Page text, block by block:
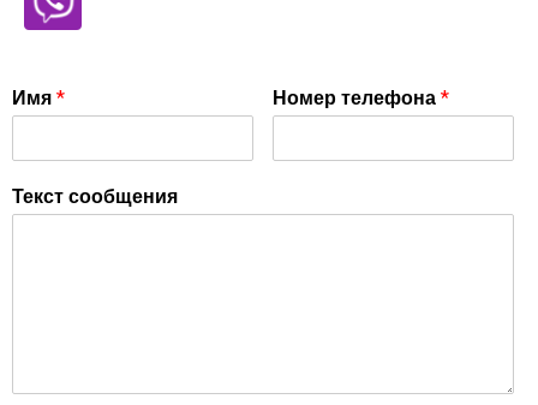
Имя* Номер телефона*
Текст сообщения